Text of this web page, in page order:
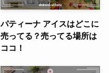
パティーナ アイスはどこに
売ってる？売ってる場所は
ココ！